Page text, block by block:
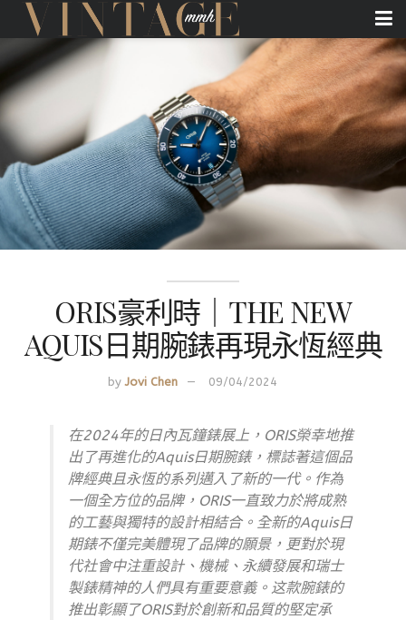
ORIS豪利時｜THE NEW
AQUIS日期腕錶再現永恆經典
by Jovi Chen 09/04/2024
在2024年的日內瓦鐘錶展上，ORIS榮幸地推
出了再進化的Aquis日期腕錶，標誌著這個品
牌經典且永恆的系列邁入了新的一代。作為
一個全方位的品牌，ORIS一直致力於將成熟
的工藝與獨特的設計相結合。全新的Aquis日
期錶不僅完美體現了品牌的願景，更對於現
代社會中注重設計、機械、永續發展和瑞士
製錶精神的人們具有重要意義。这款腕錶的
推出彰顯了ORIS對於創新和品質的堅定承